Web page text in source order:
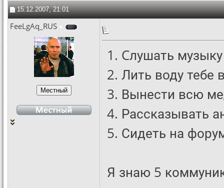
15.12.2007, 21:01
FeeLgAq_RUS
1. Cлушать
2. Лить воду тебе
3. Вынести всю
4. Рассказывать
5. Сидеть на
Я знаю 5